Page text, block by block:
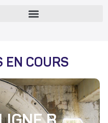
EN COURS